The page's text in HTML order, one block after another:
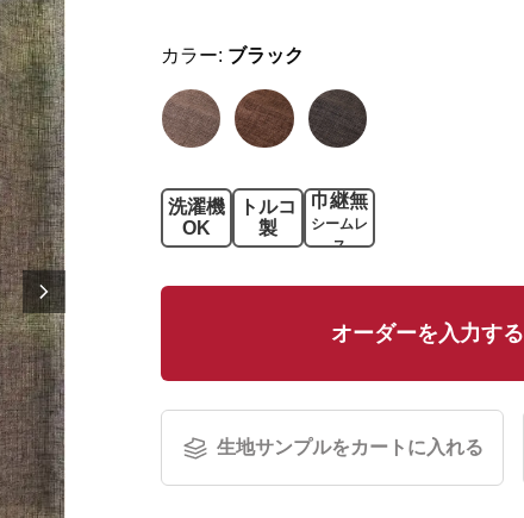
カラー: ブラック
洗濯機
OK
トルコ
製
巾継無
シームレ
ス
オーダーを入力する
生地サンプルをカートに入れる